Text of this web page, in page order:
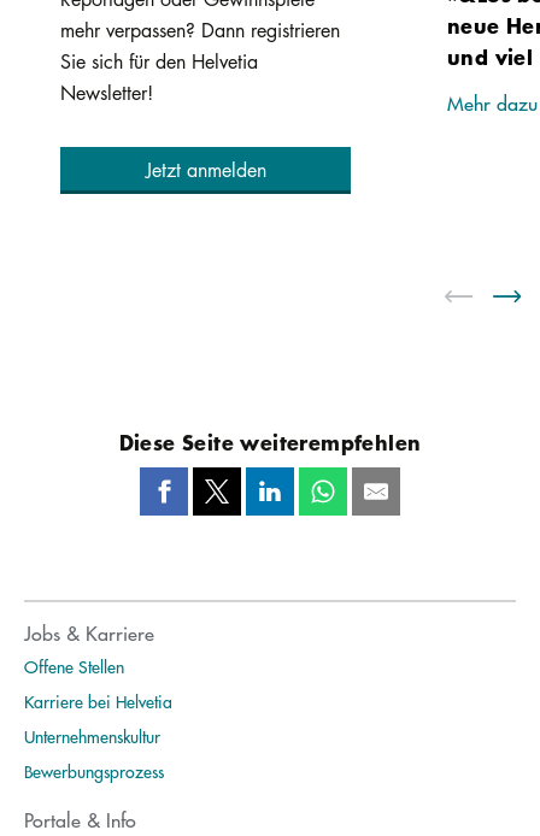
mehr verpassen? Dann registrieren
Sie sich für den Helvetia
Newsletter!
Jetzt anmelden
neue
und viel
Mehr
Diese Seite weiterempfehlen
Jobs & Karriere
Offene Stellen
Karriere bei Helvetia
Unternehmenskultur
Bewerbungsprozess
Portale & Info